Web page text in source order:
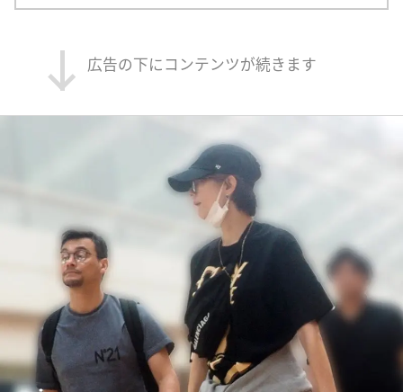
広告の下にコンテンツが続きます